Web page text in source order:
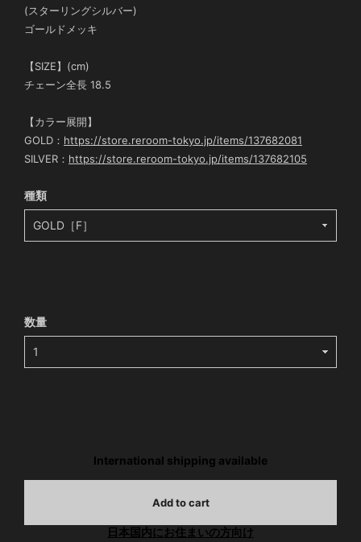
(スターリングシルバー)
ゴールドメッキ
【SIZE】(cm)
チェーン全長 18.5
【カラー展開】
GOLD： https://store.reroom-tokyo.jp/items/137682081
SILVER： https://store.reroom-tokyo.jp/items/137682105
種類
数量
International shipping available
Add to cart
日本国内にお住まいの方向け